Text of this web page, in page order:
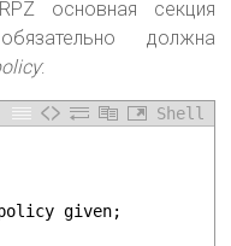
основная секция
должна
:
Shell
given;